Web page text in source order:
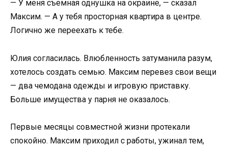
— У меня съемная однушка на окраине, — сказал
Максим. — А у тебя просторная квартира в центре.
Логично же переехать к тебе.
Юлия согласилась. Влюбленность затуманила разум,
хотелось создать семью. Максим перевез свои вещи
— два чемодана одежды и игровую приставку.
Больше имущества у парня не оказалось.
Первые месяцы совместной жизни протекали
спокойно. Максим приходил с работы, ужинал тем,